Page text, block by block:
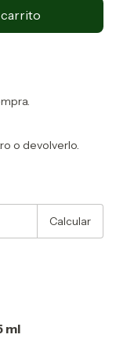
o devolverlo.
Calcular
ml